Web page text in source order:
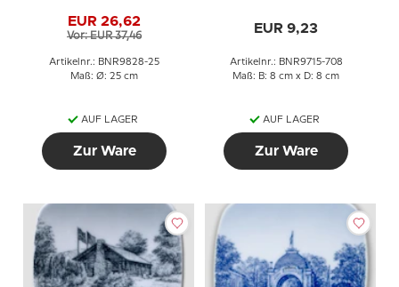
EUR 26,62
Vor: EUR 37,46
Artikelnr.: BNR9828-25
Maß: Ø: 25 cm
AUF LAGER
Zur Ware
EUR 9,23
Artikelnr.: BNR9715-708
Maß: B: 8 cm x D: 8 cm
AUF LAGER
Zur Ware